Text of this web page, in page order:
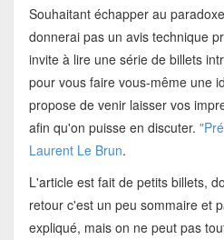
Souhaitant échapper au
donnerai pas un avis technique
invite à lire une série de billets
pour vous faire vous-même une
propose de venir laisser vos
afin qu'on puisse en discuter.
Laurent Le Brun.
L'article est fait de petits billets,
retour c'est un peu sommaire et
expliqué, mais on ne peut pas